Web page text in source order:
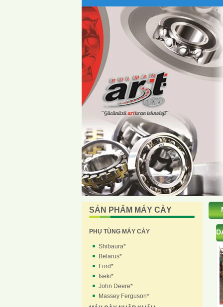
SẢN PHẨM MÁY CÀY
PHỤ TÙNG MÁY CÀY
Shibaura*
Belarus*
Ford*
Iseki*
John Deere*
Massey Ferguson*